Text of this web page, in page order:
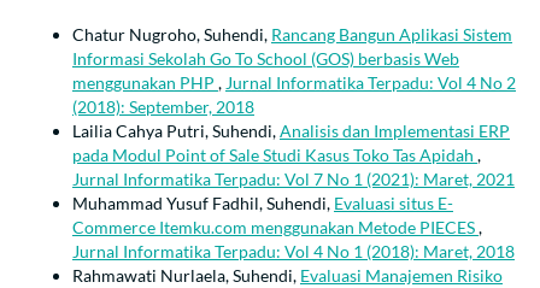
Chatur Nugroho, Suhendi, Rancang Bangun Aplikasi Sistem
Informasi Sekolah Go To School (GOS) berbasis Web
menggunakan PHP , Jurnal Informatika Terpadu: Vol 4 No 2
(2018): September, 2018
Lailia Cahya Putri, Suhendi,Analisis dan Implementasi ERP
pada Modul Point of Sale Studi Kasus Toko Tas Apidah ,
Jurnal Informatika Terpadu: Vol 7 No 1 (2021): Maret, 2021
Muhammad Yusuf Fadhil, Suhendi, Evaluasi situs E-
Commerce Itemku.com menggunakan Metode PIECES,
Jurnal Informatika Terpadu: Vol 4 No 1 (2018): Maret, 2018
Rahmawati Nurlaela, Suhendi, Evaluasi Manajemen Risiko